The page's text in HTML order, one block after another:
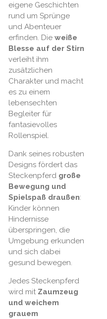
eigene Geschichten
rund um Sprünge
und Abenteuer
erfinden. Die weiße
Blesse auf der Stirn
verleiht ihm
zusätzlichen
Charakter und macht
es zu einem
lebensechten
Begleiter für
fantasievolles
Rollenspiel.
Dank seines robusten
Designs fördert das
Steckenpferd große
Bewegung und
Spielspaß draußen:
Kinder können
Hindernisse
überspringen, die
Umgebung erkunden
und sich dabei
gesund bewegen.
Jedes Steckenpferd
wird mit Zaumzeug
und weichem
grauem